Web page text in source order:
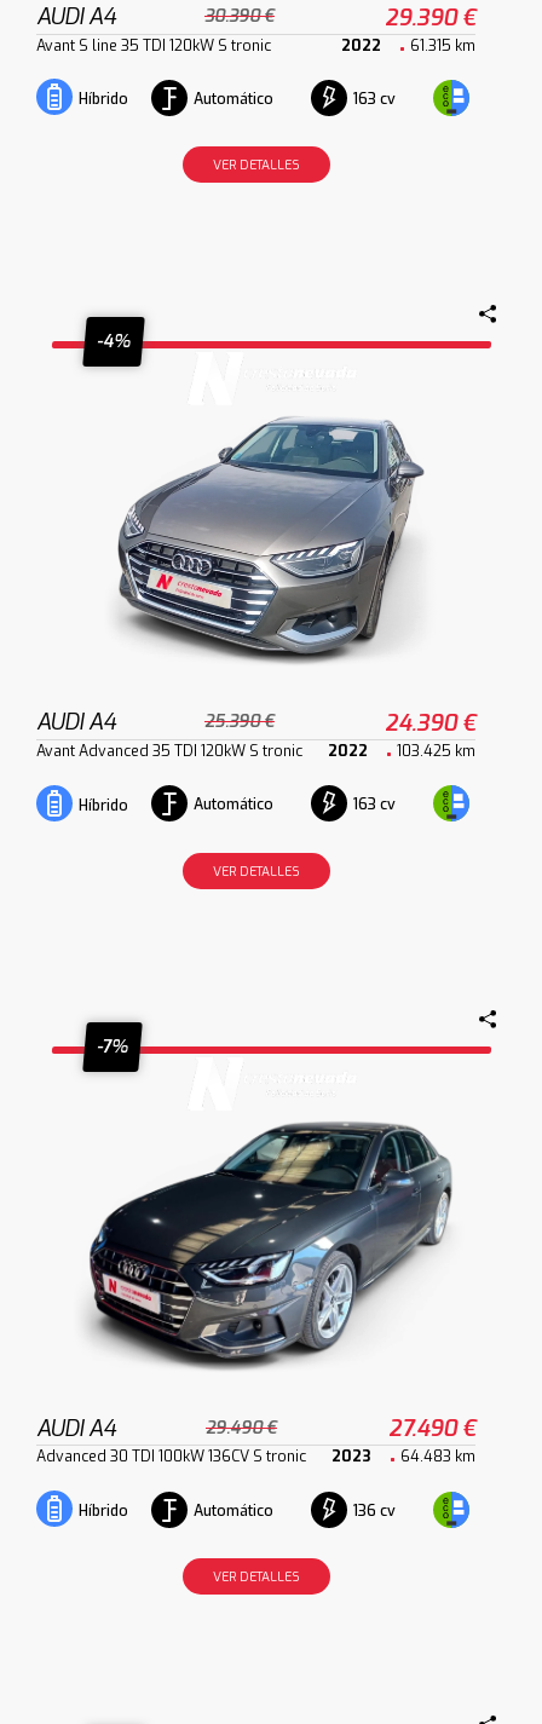
AUDI A4 30.390 € 29.390 €
Avant S line 35 TDI 120kW S tronic 2022 61.315 km
Híbrido Automático 163 cv
VER DETALLES
-4%
AUDI A4 25.390 € 24.390 €
Avant Advanced 35 TDI 120kW S tronic 2022 103.425 km
Híbrido Automático 163 cv
VER DETALLES
-7%
AUDI A4 29.490 € 27.490 €
Advanced 30 TDI 100kW 136CV S tronic 2023 64.483 km
Híbrido Automático 136 cv
VER DETALLES